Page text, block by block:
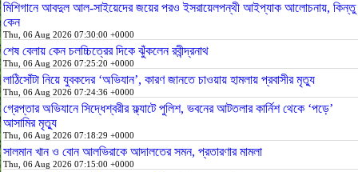
মিশিগানে আবদুল আল-সাইয়েদের জয়ের পরও ইসরায়েলপন্থী আইপ্যাক আলোচনায়, কিন্তু
কেন
Thu, 06 Aug 2026 07:30:00 +0000
শেষ বেলায় কেন চলচ্চিত্রের দিকে ঝুঁকলেন রবীন্দ্রনাথ
Thu, 06 Aug 2026 07:25:20 +0000
লাঠিসোঁটা নিয়ে যুবকদের ‘অভিযান’, কারণ জানতে চাওয়ায় হামলায় প্রবাসীর মৃত্যু
Thu, 06 Aug 2026 07:24:36 +0000
গ্রেপ্তার অভিযানে সিদ্ধেশ্বরীর ফ্ল্যাটে পুলিশ, ভবনের আটতলার কার্নিশ থেকে ‘পড়ে’
আসামির মৃত্যু
Thu, 06 Aug 2026 07:18:29 +0000
সালমান খান ও বোন আলভিরাকে আদালতের সমন, প্রতারণার মামলা
Thu, 06 Aug 2026 07:15:00 +0000